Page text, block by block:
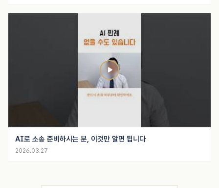
AI로 소송 준비하시는 분, 이것만 알면 됩니다
2026.03.27